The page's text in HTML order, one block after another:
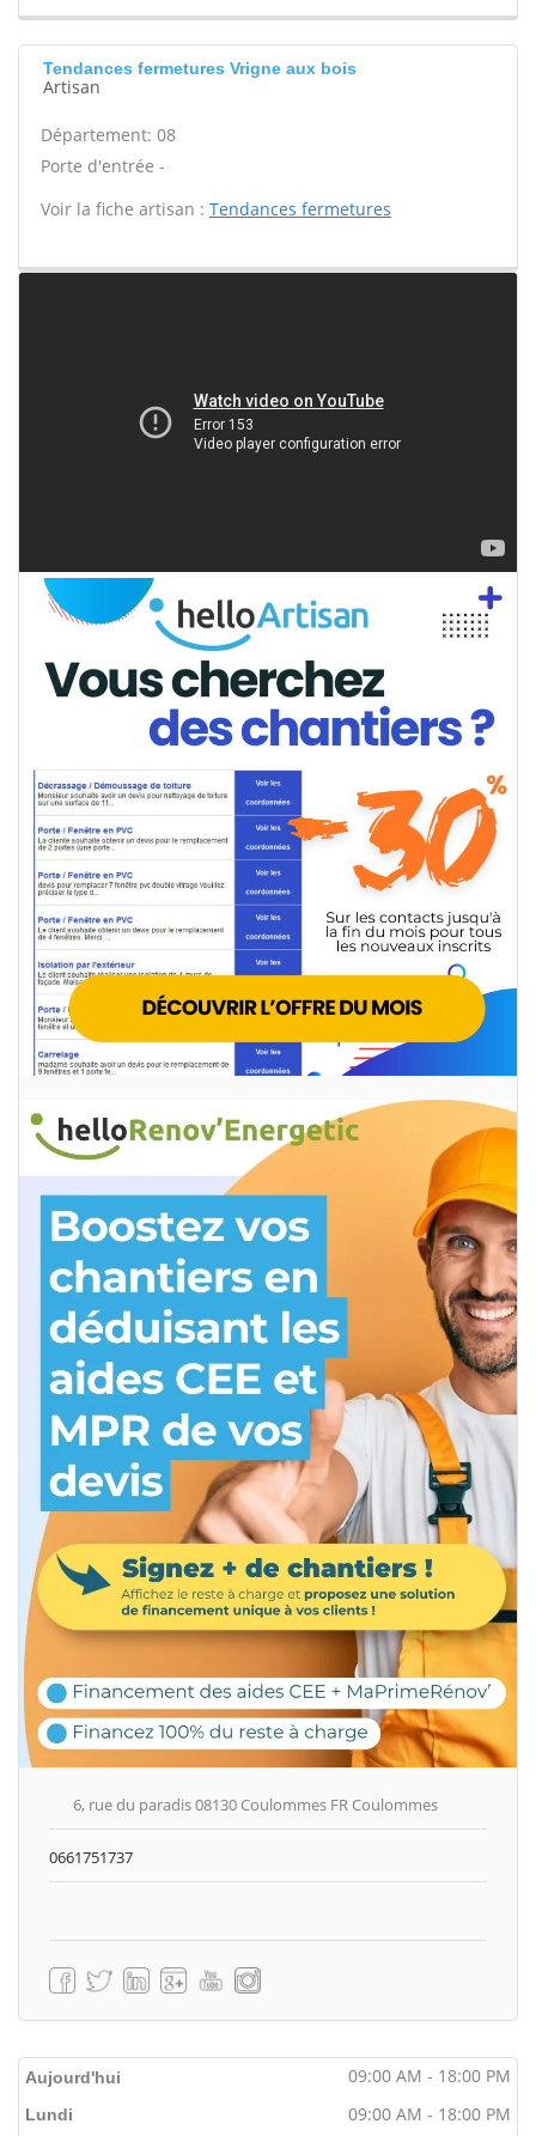
Tendances fermetures Vrigne aux bois
Artisan
Département: 08
Porte d'entrée -
Voir la fiche artisan : Tendances fermetures
6, rue du paradis 08130 Coulommes FR Coulommes
0661751737
Aujourd'hui 09:00 AM - 18:00 PM
Lundi 09:00 AM - 18:00 PM